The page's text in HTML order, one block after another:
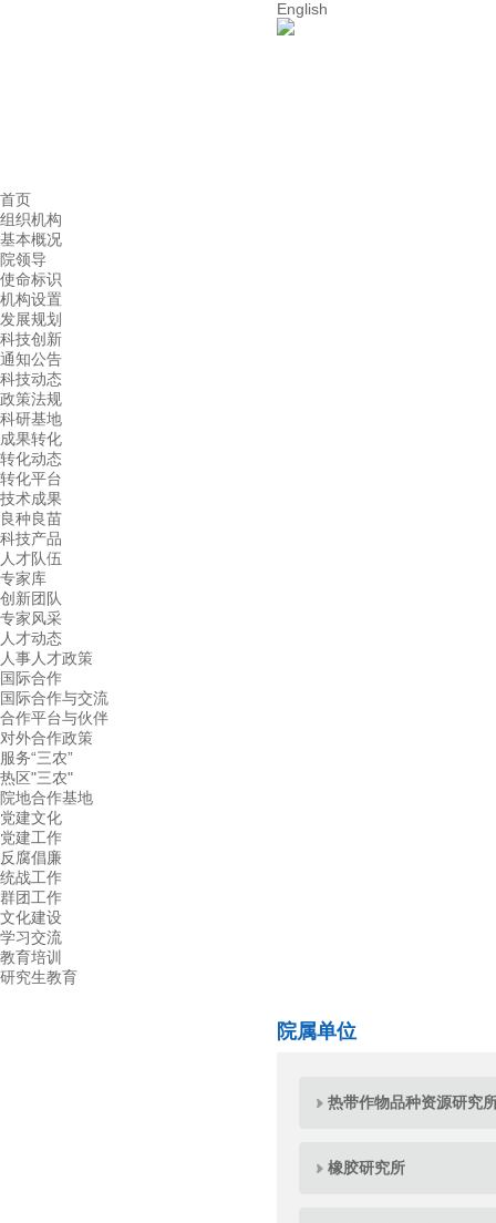
English
首页
组织机构
基本概况
院领导
使命标识
机构设置
发展规划
科技创新
通知公告
科技动态
政策法规
科研基地
成果转化
转化动态
转化平台
技术成果
良种良苗
科技产品
人才队伍
专家库
创新团队
专家风采
人才动态
人事人才政策
国际合作
国际合作与交流
合作平台与伙伴
对外合作政策
服务“三农”
热区"三农"
院地合作基地
党建文化
党建工作
反腐倡廉
统战工作
群团工作
文化建设
学习交流
教育培训
研究生教育
院属单位
热带作物品种资源研究
橡胶研究所